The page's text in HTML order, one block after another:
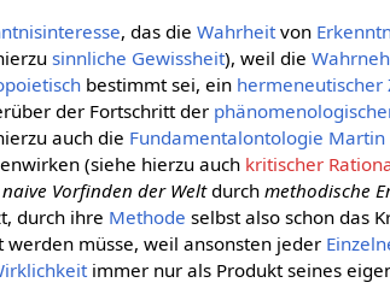
, das dieWahrheit von
sinnliche Gewissheit), weil die
bestimmt sei, ein hermeneutischer
der Fortschritt der
auch die Fundamentalontologie Martin
(siehe hierzu auch kritischer
naive Vorfinden der Weltdurchmethodische
durch ihre Methode selbst also schon das
müsse, weil ansonsten jeder
immer nur als Produkt seines